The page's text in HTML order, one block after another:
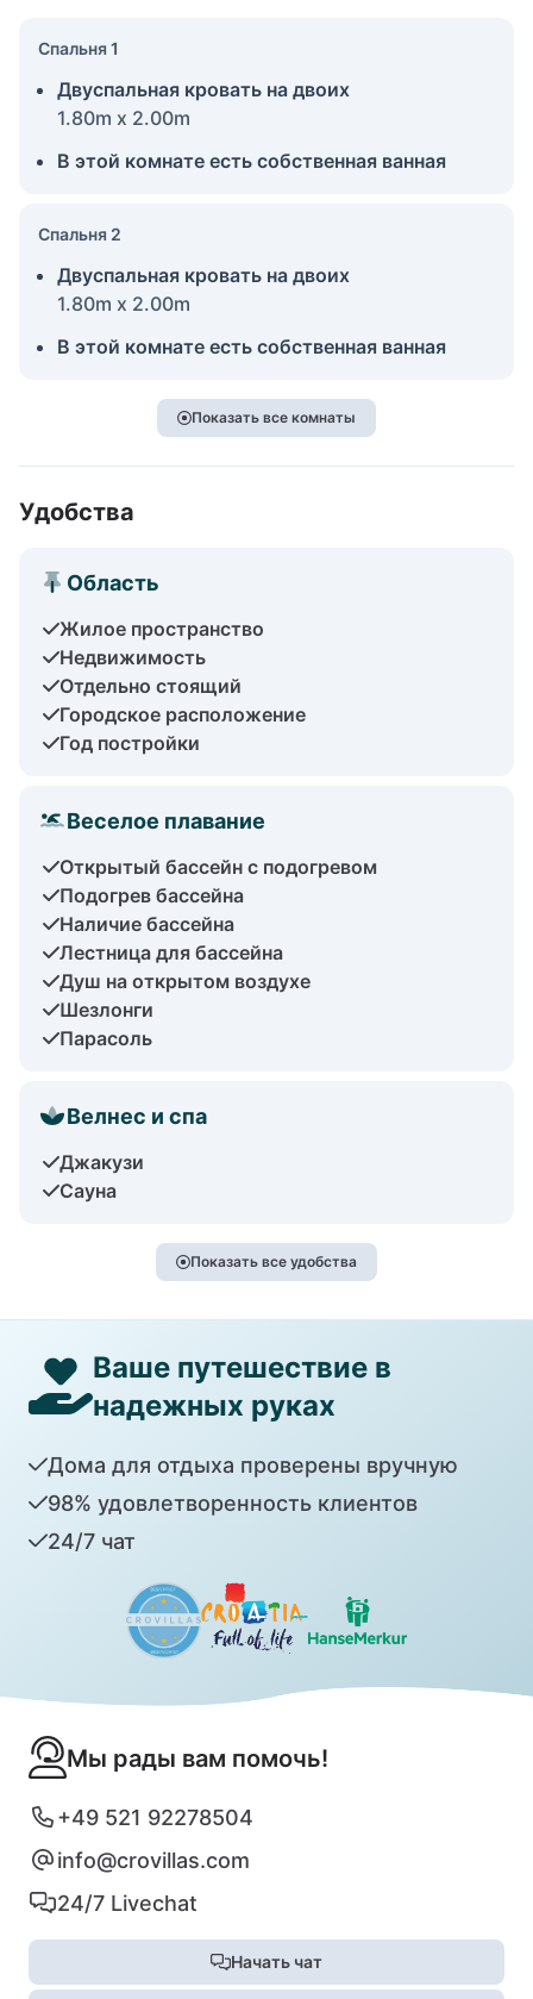
Спальня 1
Двуспальная кровать на двоих
1.80m x 2.00m
В этой комнате есть собственная ванная
Спальня 2
Двуспальная кровать на двоих
1.80m x 2.00m
В этой комнате есть собственная ванная
Показать все комнаты
Удобства
Область
Жилое пространство
Недвижимость
Отдельно стоящий
Городское расположение
Год постройки
Веселое плавание
Открытый бассейн с подогревом
Подогрев бассейна
Наличие бассейна
Лестница для бассейна
Душ на открытом воздухе
Шезлонги
Парасоль
Велнес и спа
Джакузи
Сауна
Показать все удобства
Ваше путешествие в
надежных руках
Дома для отдыха проверены вручную
98% удовлетворенность клиентов
24/7 чат
Мы рады вам помочь!
+49 521 92278504
info@crovillas.com
24/7 Livechat
Начать чат